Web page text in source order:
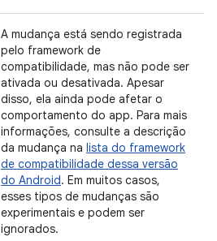
A mudança está sendo registrada
pelo framework de
compatibilidade, mas não pode ser
ativada ou desativada. Apesar
disso, ela ainda pode afetar o
comportamento do app. Para mais
informações, consulte a descrição
da mudança na lista do framework
de compatibilidade dessa versão
do Android. Em muitos casos,
esses tipos de mudanças são
experimentais e podem ser
ignorados.